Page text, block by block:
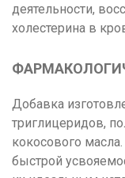
деятельности,
холестерина в
Добавка
триглицеридов,
кокосового
быстрой